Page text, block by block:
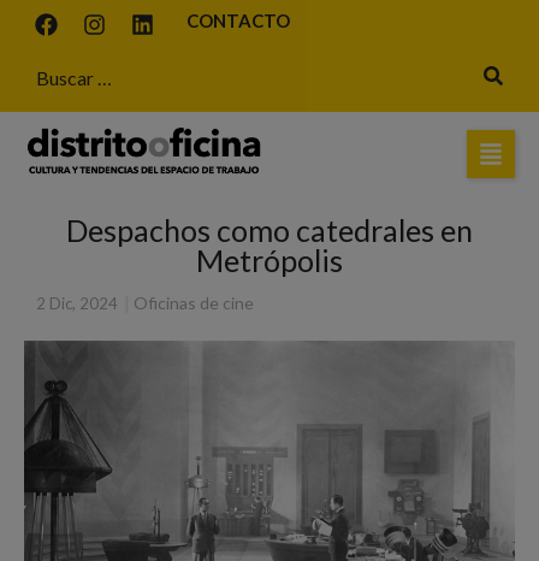
CONTACTO
Despachos como catedrales en
Metrópolis
2 Dic, 2024 Oficinas de cine